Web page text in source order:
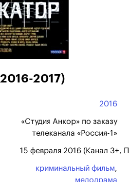
2017)
2016
«Студия Анкор» по заказу
телеканала «Россия-1»
15 февраля 2016 (Канал 3+,
криминальный фильм,
мелодрама